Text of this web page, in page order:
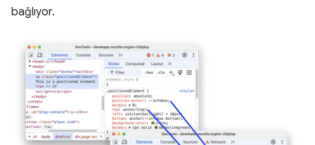
bağlıyor.